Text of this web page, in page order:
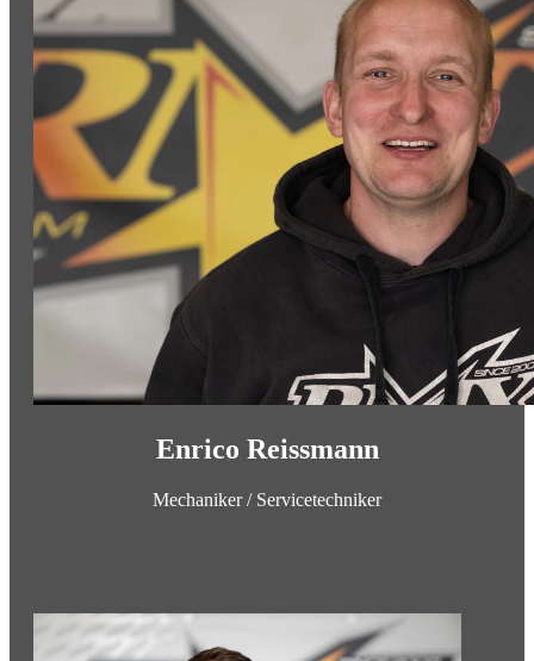
Enrico Reissmann
Mechaniker / Servicetechniker